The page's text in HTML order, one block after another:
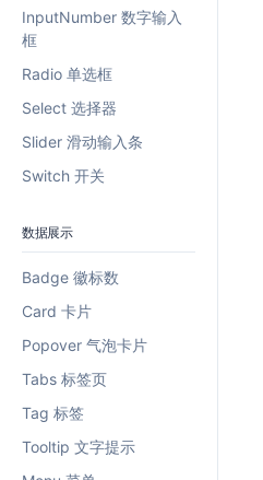
InputNumber 数字输入
框
Radio 单选框
Select 选择器
Slider 滑动输入条
Switch 开关
数据展示
Badge 徽标数
Card 卡片
Popover 气泡卡片
Tabs 标签页
Tag 标签
Tooltip 文字提示